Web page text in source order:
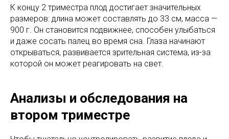
К концу 2 триместра плод достигает значительных
размеров: длина может составлять до 33 см, масса —
900 г. Он становится подвижнее, способен улыбаться
и даже сосать палец во время сна. Глаза начинают
открываться, развивается зрительная система, из-за
которой он может реагировать на свет.
Анализы и обследования на
втором триместре